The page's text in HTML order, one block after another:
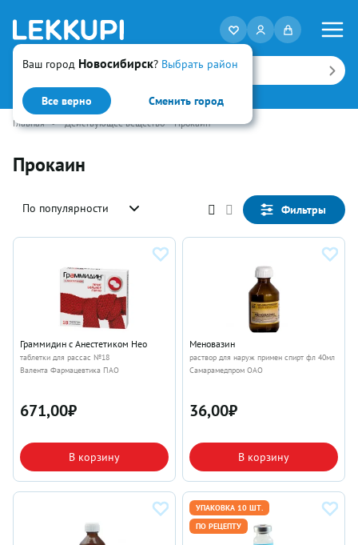
Ваш город Новосибирск? Выбрать район
Все верно Сменить город
Искать
Главная • Действующее вещество Прокаин
Прокаин
По популярности Фильтры
Граммидин с Анестетиком Нео
таблетки для рассас №18
Валента Фармацевтика ПАО
671,00₽
В корзину
Меновазин
раствор для наруж примен спирт фл 40мл
Самарамедпром ОАО
36,00₽
В корзину
УПАКОВКА 10 ШТ.
ПО РЕЦЕПТУ